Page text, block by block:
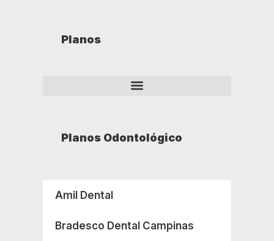
Planos
Planos Odontológico
Amil Dental
Bradesco Dental Campinas